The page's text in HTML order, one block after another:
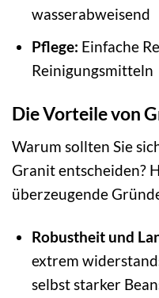
wasserabweisend
Pflege: Einfache
Reinigungsmitteln
Die Vorteile von
Warum sollten Sie
Granit entscheiden?
überzeugende
Robustheit und
extrem
selbst starker